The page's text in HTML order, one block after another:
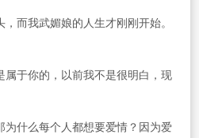
而我武媚娘的人生才刚刚开始。
属于你的，以前我不是很明白，现
为什么每个人都想要爱情？因为爱